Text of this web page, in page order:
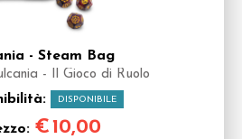
- Steam Bag
- Il Gioco di Ruolo
DISPONIBILE
€10,00